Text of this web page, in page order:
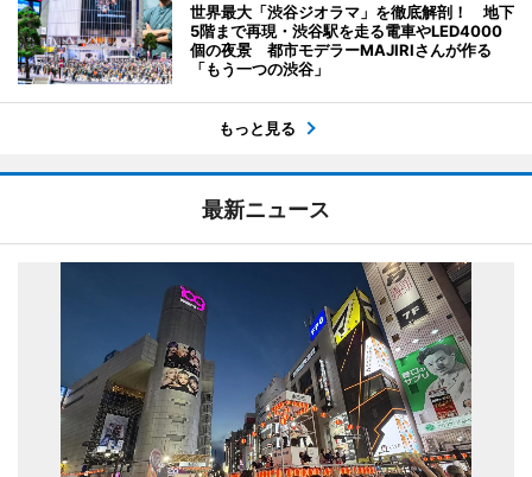
世界最大「渋谷ジオラマ」を徹底解剖！ 地下
5階まで再現・渋谷駅を走る電車やLED4000
個の夜景 都市モデラーMAJIRIさんが作る
「もう一つの渋谷」
もっと見る
最新ニュース